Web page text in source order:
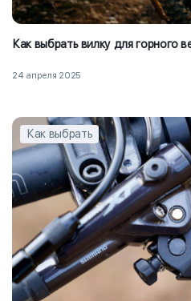
Как выбрать вилку для горного
24 апреля 2025
Как выбрать